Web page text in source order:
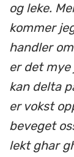
og leke.
kommer
handler
er det
kan delta
er vokst
beveget
lekt ghar